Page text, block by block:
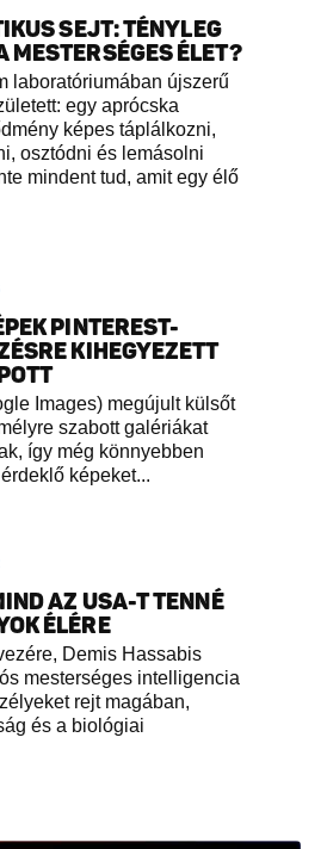
SEJT: TÉNYLEG
MESTERSÉGES ÉLET?
laboratóriumában újszerű
egy aprócska
képes táplálkozni,
osztódni és lemásolni
mindent tud, amit egy élő
PINTEREST-
KIHEGYEZETT
Images) megújult külsőt
szabott galériákat
így még könnyebben
képeket...
AZ USA-T TENNÉ
ÉLÉRE
Demis Hassabis
mesterséges intelligencia
rejt magában,
és a biológiai